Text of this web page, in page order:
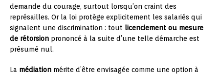
demande du courage, surtout lorsqu’on craint des
représailles. Or la loi protège explicitement les salariés qui
signalent une discrimination : tout licenciement ou mesure
de rétorsion prononcé à la suite d’une telle démarche est
présumé nul.
La médiation mérite d’être envisagée comme une option à